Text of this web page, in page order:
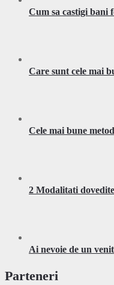
Cum sa castigi bani
Care sunt cele mai
Cele mai bune
2 Modalitati
Ai nevoie de un
Parteneri